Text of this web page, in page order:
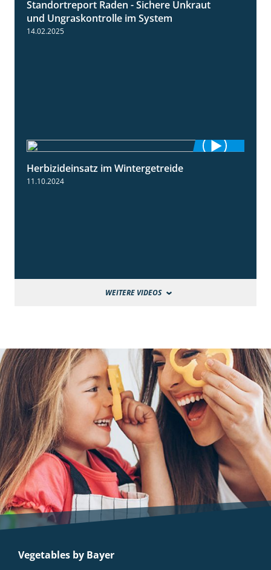
6:44
Standortreport Raden - Sichere Unkraut
und Ungraskontrolle im System
14.02.2025
Herbizideinsatz im Wintergetreide
11.10.2024
WEITERE VIDEOS
Vegetables by Bayer